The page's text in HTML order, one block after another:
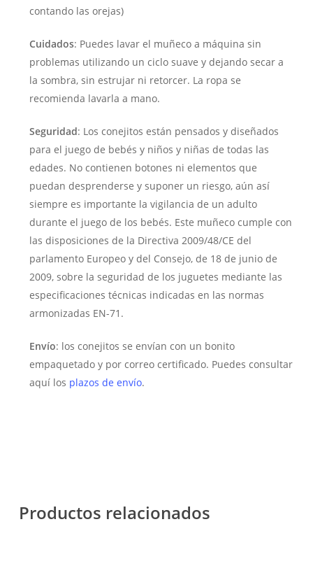
contando las orejas)
Cuidados: Puedes lavar el muñeco a máquina sin
problemas utilizando un ciclo suave y dejando secar a
la sombra, sin estrujar ni retorcer. La ropa se
recomienda lavarla a mano.
Seguridad: Los conejitos están pensados y diseñados
para el juego de bebés y niños y niñas de todas las
edades. No contienen botones ni elementos que
puedan desprenderse y suponer un riesgo, aún así
siempre es importante la vigilancia de un adulto
durante el juego de los bebés. Este muñeco cumple con
las disposiciones de la Directiva 2009/48/CE del
parlamento Europeo y del Consejo, de 18 de junio de
2009, sobre la seguridad de los juguetes mediante las
especificaciones técnicas indicadas en las normas
armonizadas EN-71.
Envío: los conejitos se envían con un bonito
empaquetado y por correo certificado. Puedes consultar
aquí los plazos de envío.
Productos relacionados